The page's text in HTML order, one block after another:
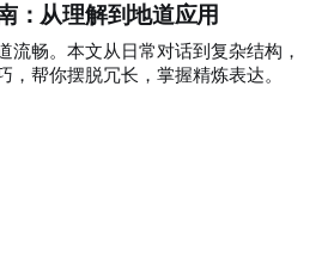
：从理解到地道应用
流畅。本文从日常对话到复杂结构，
，帮你摆脱冗长，掌握精炼表达。